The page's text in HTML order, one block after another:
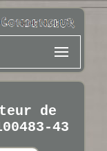
de
43